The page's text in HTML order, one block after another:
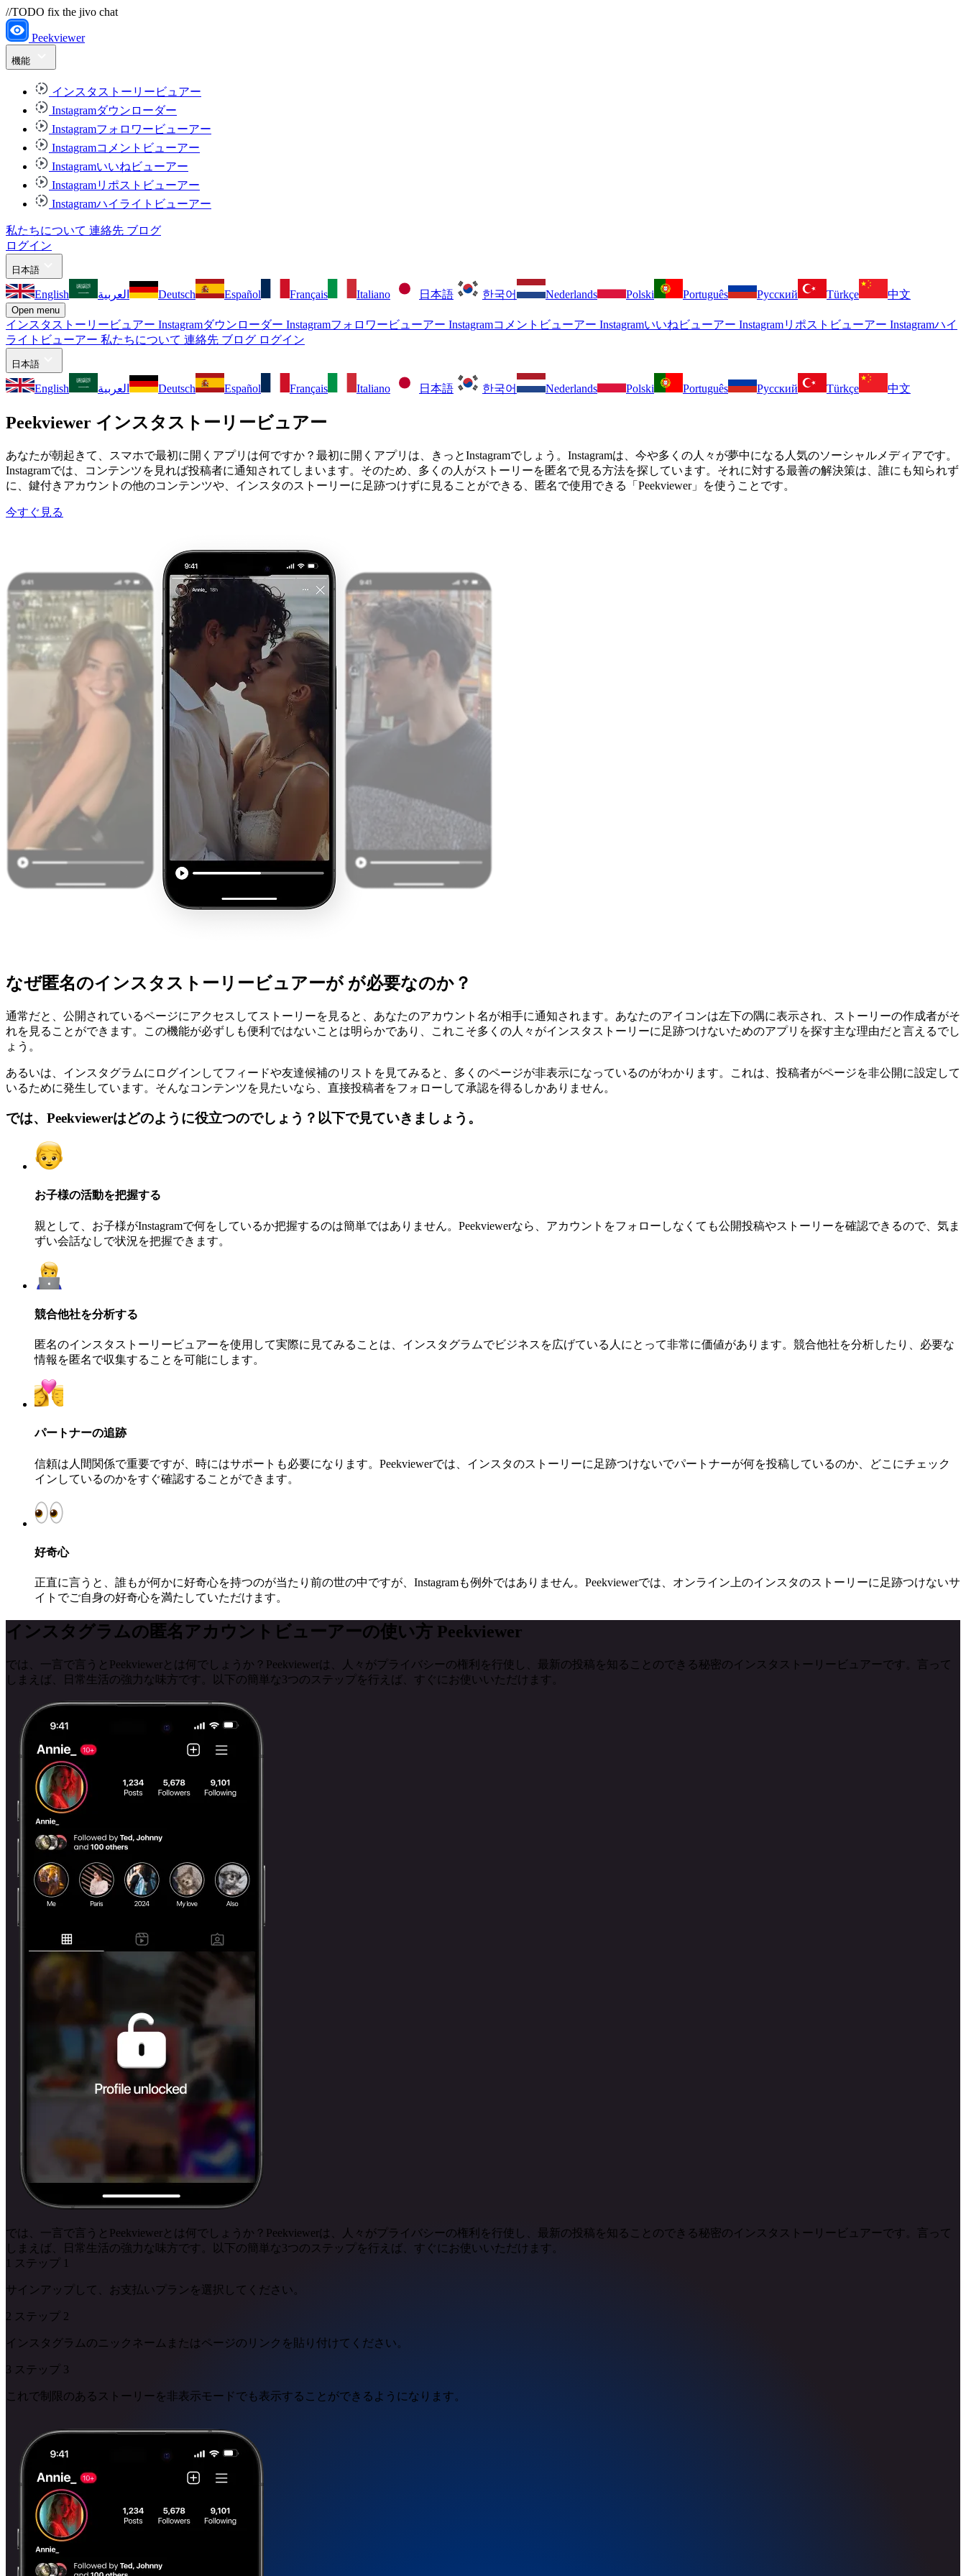
//TODO fix the jivo chat
Peekviewer
機能
インスタストーリービュアー
Instagramダウンローダー
Instagramフォロワービューアー
Instagramコメントビューアー
Instagramいいねビューアー
Instagramリポストビューアー
Instagramハイライトビューアー
私たちについて 連絡先 ブログ
ログイン
日本語
English العربية Deutsch Español Français Italiano 日本語 한국어 Nederlands Polski Português Русский Türkçe 中文
Open menu
インスタストーリービュアー Instagramダウンローダー Instagramフォロワービューアー Instagramコメントビューアー Instagramいいねビューアー Instagramリポストビューアー Instagramハイ
ライトビューアー 私たちについて 連絡先 ブログ ログイン
日本語
English العربية Deutsch Español Français Italiano 日本語 한국어 Nederlands Polski Português Русский Türkçe 中文
Peekviewer インスタストーリービュアー
あなたが朝起きて、スマホで最初に開くアプリは何ですか？最初に開くアプリは、きっとInstagramでしょう。Instagramは、今や多くの人々が夢中になる人気のソーシャルメディアです。
Instagramでは、コンテンツを見れば投稿者に通知されてしまいます。そのため、多くの人がストーリーを匿名で見る方法を探しています。それに対する最善の解決策は、誰にも知られず
に、鍵付きアカウントの他のコンテンツや、インスタのストーリーに足跡つけずに見ることができる、匿名で使用できる「Peekviewer」を使うことです。
今すぐ見る
なぜ匿名のインスタストーリービュアーが が必要なのか？
通常だと、公開されているページにアクセスしてストーリーを見ると、あなたのアカウント名が相手に通知されます。あなたのアイコンは左下の隅に表示され、ストーリーの作成者がそ
れを見ることができます。この機能が必ずしも便利ではないことは明らかであり、これこそ多くの人々がインスタストーリーに足跡つけないためのアプリを探す主な理由だと言えるでし
ょう。
あるいは、インスタグラムにログインしてフィードや友達候補のリストを見てみると、多くのページが非表示になっているのがわかります。これは、投稿者がページを非公開に設定して
いるために発生しています。そんなコンテンツを見たいなら、直接投稿者をフォローして承認を得るしかありません。
では、Peekviewerはどのように役立つのでしょう？以下で見ていきましょう。
お子様の活動を把握する
親として、お子様がInstagramで何をしているか把握するのは簡単ではありません。Peekviewerなら、アカウントをフォローしなくても公開投稿やストーリーを確認できるので、気ま
ずい会話なしで状況を把握できます。
競合他社を分析する
匿名のインスタストーリービュアーを使用して実際に見てみることは、インスタグラムでビジネスを広げている人にとって非常に価値があります。競合他社を分析したり、必要な
情報を匿名で収集することを可能にします。
パートナーの追跡
信頼は人間関係で重要ですが、時にはサポートも必要になります。Peekviewerでは、インスタのストーリーに足跡つけないでパートナーが何を投稿しているのか、どこにチェック
インしているのかをすぐ確認することができます。
好奇心
正直に言うと、誰もが何かに好奇心を持つのが当たり前の世の中ですが、Instagramも例外ではありません。Peekviewerでは、オンライン上のインスタのストーリーに足跡つけないサ
イトでご自身の好奇心を満たしていただけます。
インスタグラムの匿名アカウントビューアーの使い方 Peekviewer
では、一言で言うとPeekviewerとは何でしょうか？Peekviewerは、人々がプライバシーの権利を行使し、最新の投稿を知ることのできる秘密のインスタストーリービュアーです。言って
しまえば、日常生活の強力な味方です。以下の簡単な3つのステップを行えば、すぐにお使いいただけます。
では、一言で言うとPeekviewerとは何でしょうか？Peekviewerは、人々がプライバシーの権利を行使し、最新の投稿を知ることのできる秘密のインスタストーリービュアーです。言って
しまえば、日常生活の強力な味方です。以下の簡単な3つのステップを行えば、すぐにお使いいただけます。
1 ステップ 1
サインアップして、お支払いプランを選択してください。
2 ステップ 2
インスタグラムのニックネームまたはページのリンクを貼り付けてください。
3 ステップ 3
これで制限のあるストーリーを非表示モードでも表示することができるようになります。